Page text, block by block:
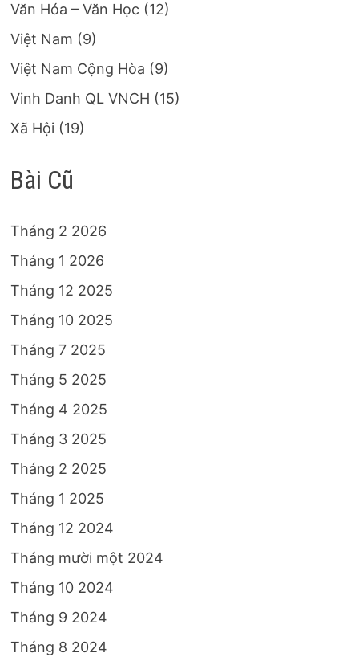
Văn Hóa – Văn Học (12)
Việt Nam (9)
Việt Nam Cộng Hòa (9)
Vinh Danh QL VNCH (15)
Xã Hội (19)
Bài Cũ
Tháng 2 2026
Tháng 1 2026
Tháng 12 2025
Tháng 10 2025
Tháng 7 2025
Tháng 5 2025
Tháng 4 2025
Tháng 3 2025
Tháng 2 2025
Tháng 1 2025
Tháng 12 2024
Tháng mười một 2024
Tháng 10 2024
Tháng 9 2024
Tháng 8 2024